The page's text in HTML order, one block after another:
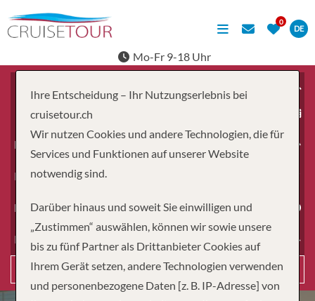
DE
Mo-Fr 9-18 Uhr
Erwachsene
Kinder
Dauer
Reiseart
Suchen
Ihre Entscheidung – Ihr Nutzungserlebnis bei
cruisetour.ch
Wir nutzen Cookies und andere Technologien, die für
Services und Funktionen auf unserer Website
notwendig sind.
Darüber hinaus und soweit Sie einwilligen und
„Zustimmen“ auswählen, können wir sowie unsere
bis zu fünf Partner als Drittanbieter Cookies auf
Ihrem Gerät setzen, andere Technologien verwenden
und personenbezogene Daten [z. B. IP-Adresse] von